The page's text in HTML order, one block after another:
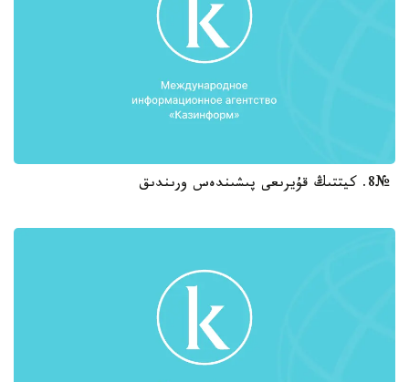
№8. كيتتىڭ قۇيرىعى پىشىندەس ورىندىق